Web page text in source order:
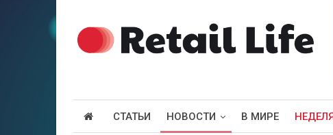
СТАТЬИ НОВОСТИ В МИРЕ